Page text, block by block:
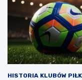
HISTORIA KLUBÓW